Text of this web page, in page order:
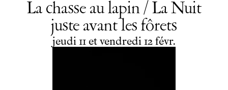
La chasse au lapin / La Nuit
juste avant les fôrets
du
jeudi
jeudi 11 et au
vendredi
vendredi 12 février
févr.